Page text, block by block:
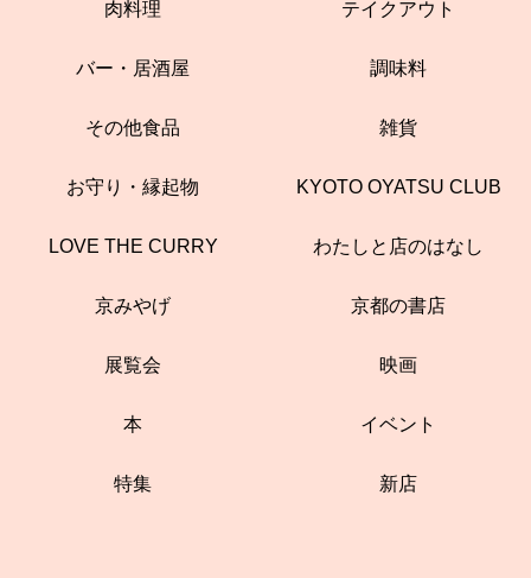
肉料理 テイクアウト
バー・居酒屋 調味料
その他食品 雑貨
お守り・縁起物 KYOTO OYATSU CLUB
LOVE THE CURRY わたしと店のはなし
京みやげ 京都の書店
展覧会 映画
本 イベント
特集 新店